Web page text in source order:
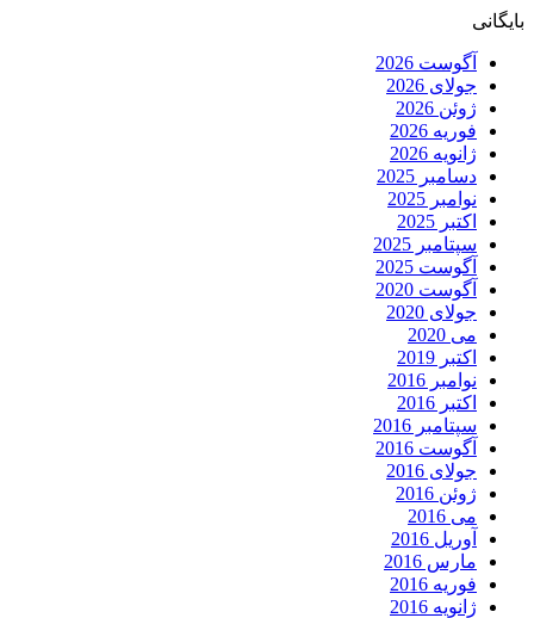
بایگانی
آگوست 2026
جولای 2026
ژوئن 2026
فوریه 2026
ژانویه 2026
دسامبر 2025
نوامبر 2025
اکتبر 2025
سپتامبر 2025
آگوست 2025
آگوست 2020
جولای 2020
می 2020
اکتبر 2019
نوامبر 2016
اکتبر 2016
سپتامبر 2016
آگوست 2016
جولای 2016
ژوئن 2016
می 2016
آوریل 2016
مارس 2016
فوریه 2016
ژانویه 2016